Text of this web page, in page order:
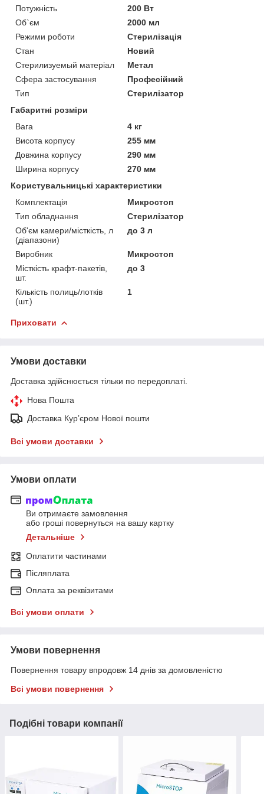
Потужність
200 Вт
Об`єм
2000 мл
Режими роботи
Стерилізація
Стан
Новий
Стерилизуемый матеріал
Метал
Сфера застосування
Професійний
Тип
Стерилізатор
Габаритні розміри
Вага
4 кг
Висота корпусу
255 мм
Довжина корпусу
290 мм
Ширина корпусу
270 мм
Користувальницькі характеристики
Комплектація
Микростоп
Тип обладнання
Стерилізатор
Об'єм камери/місткість, л
(діапазони)
до 3 л
Виробник
Микростоп
Місткість крафт-пакетів,
шт.
до 3
Кількість полиць/лотків
(шт.)
1
Приховати
Умови доставки
Доставка здійснюється тільки по передоплаті.
Нова Пошта
Доставка Курʼєром Нової пошти
Всі умови доставки
Умови оплати
Ви отримаєте замовлення
або гроші повернуться на вашу картку
Детальніше
Оплатити частинами
Післяплата
Оплата за реквізитами
Всі умови оплати
Умови повернення
Повернення товару впродовж 14 днів за домовленістю
Всі умови повернення
Подібні товари компанії